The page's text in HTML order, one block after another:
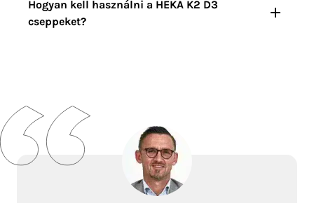
Hogyan kell használni a HEKA K2 D3
cseppeket?